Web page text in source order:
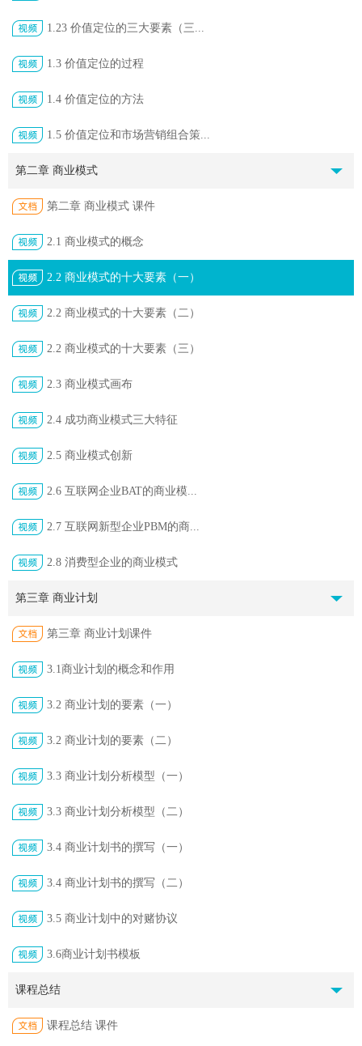
1.23 价值定位的三大要素（三...
1.3 价值定位的过程
1.4 价值定位的方法
1.5 价值定位和市场营销组合策...
第二章 商业模式
第二章 商业模式 课件
2.1 商业模式的概念
2.2 商业模式的十大要素（一）
2.2 商业模式的十大要素（二）
2.2 商业模式的十大要素（三）
2.3 商业模式画布
2.4 成功商业模式三大特征
2.5 商业模式创新
2.6 互联网企业BAT的商业模...
2.7 互联网新型企业PBM的商...
2.8 消费型企业的商业模式
第三章 商业计划
第三章 商业计划课件
3.1商业计划的概念和作用
3.2 商业计划的要素（一）
3.2 商业计划的要素（二）
3.3 商业计划分析模型（一）
3.3 商业计划分析模型（二）
3.4 商业计划书的撰写（一）
3.4 商业计划书的撰写（二）
3.5 商业计划中的对赌协议
3.6商业计划书模板
课程总结
课程总结 课件